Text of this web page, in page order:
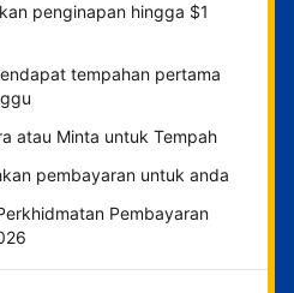
penginapan hingga $1
tempahan pertama
atau Minta untuk Tempah
pembayaran untuk anda
Pembayaran